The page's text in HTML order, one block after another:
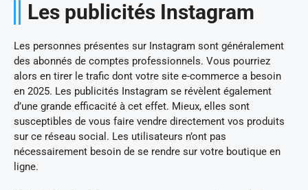
Les publicités Instagram
Les personnes présentes sur Instagram sont généralement
des abonnés de comptes professionnels. Vous pourriez
alors en tirer le trafic dont votre site e-commerce a besoin
en 2025. Les publicités Instagram se révèlent également
d’une grande efficacité à cet effet. Mieux, elles sont
susceptibles de vous faire vendre directement vos produits
sur ce réseau social. Les utilisateurs n’ont pas
nécessairement besoin de se rendre sur votre boutique en
ligne.